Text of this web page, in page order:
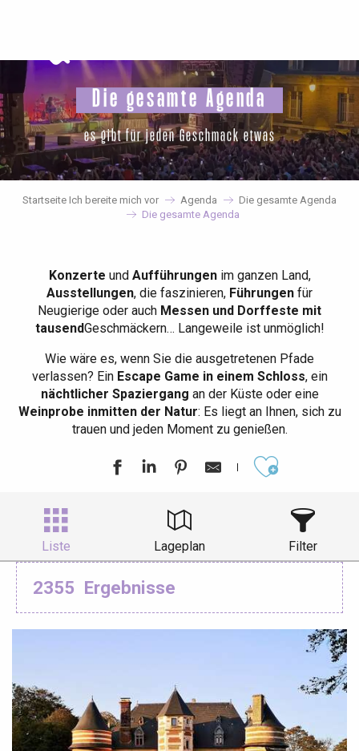
principal
Die gesamte Agenda
es gibt für jeden Geschmack etwas
Startseite Ich bereite mich vor Agenda
Die gesamte Agenda
Die gesamte Agenda
Konzerte und Aufführungenim ganzen Land,
Ausstellungen, die faszinieren, Führungen für
Neugierige oder auch Messen und Dorffeste mit
tausendGeschmäckern… Langeweile ist unmöglich!
Wie wäre es, wenn Sie die ausgetretenen Pfade
verlassen? EinEscape Game in einem Schloss, ein
nächtlicher Spaziergang an der Küste oder eine
Weinprobe inmitten der Natur: Es liegt an Ihnen, sich zu
trauen und jeden Moment zu genießen.
Liste Lageplan Filter
2355 Ergebnisse